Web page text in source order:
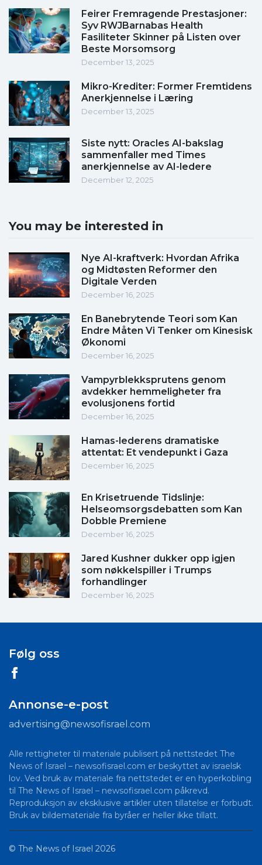
Feirer Fremragende Prestasjoner:
Syv RWJBarnabas Health
Fasiliteter Skinner på Listen over
Beste Morsomsorg
December 13, 2025
Mikro-Krediter: Former Fremtidens
Anerkjennelse i Læring
December 13, 2025
Siste nytt: Oracles AI-bakslag
sammenfaller med Times
anerkjennelse av AI-ledere
December 12, 2025
You may be interested in
Nye AI-kraftverk: Hvordan Afrika
og Midtøsten Reformer den
Digitale Verden
December 16, 2025
En Banebrytende Teori som Kan
Endre Måten Vi Tenker om Kinesisk
Økonomi
December 16, 2025
Vampyrblekksprutens genom
avdekker hemmeligheter fra
evolusjonens fortid
December 16, 2025
Hamas-lederens dramatiske
attentat: Et vendepunkt i Gaza
December 16, 2025
En Krisetruende Tidslinje:
Helseomsorgsdebatten som Kan
Dobble Premiene
December 16, 2025
Jared Kushner dukker opp igjen
som nøkkelspiller i Trumps
forhandlinger
December 16, 2025
Følg oss
Annonse-e-post
advertising@newsofisrael.com
Alle rettigheter til materiale publisert på nettstedet The
News of Israel – newsofisrael.com er beskyttet av israelsk
lov. Ved bruk av materiale fra nettstedet er en hyperkobling
til The News of Israel – newsofisrael.com påkrevd.
Reproduksjon av eksklusive artikler uten tillatelse er forbudt.
Bruk av bildemateriale fra byråer er heller ikke tillatt.
© The News of Israel 2026